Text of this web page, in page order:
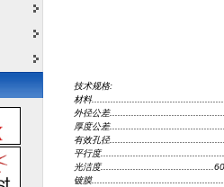
技术规格:
材料
外径公差
厚度公差
有效孔径
平行度
光洁度
镀膜